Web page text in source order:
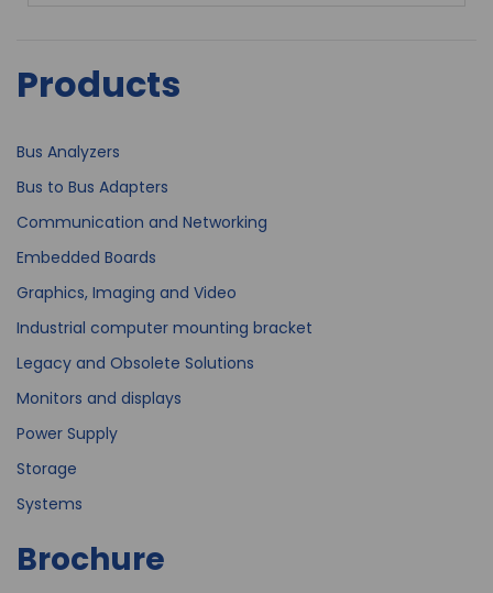
Products
Bus Analyzers
Bus to Bus Adapters
Communication and Networking
Embedded Boards
Graphics, Imaging and Video
Industrial computer mounting bracket
Legacy and Obsolete Solutions
Monitors and displays
Power Supply
Storage
Systems
Brochure